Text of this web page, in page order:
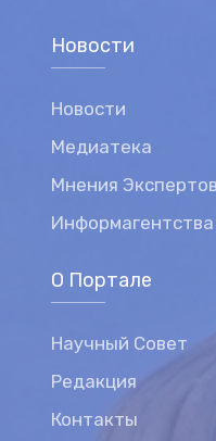
Новости
Новости
Медиатека
Мнения Экспертов
О Портале
Научный Совет
Редакция
Контакты